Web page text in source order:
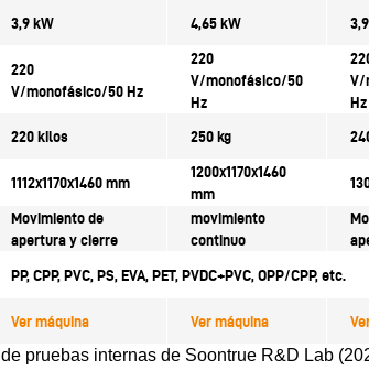
3,9 kW 4,65 kW
220
V/monofásico/50 Hz
220
V/monofásico/50
Hz
V/
Hz
220 kilos 250 kg
1112x1170x1460 mm
1200x1170x1460
mm
Movimiento de
apertura y cierre
movimiento
continuo
PP, CPP, PVC, PS, EVA, PET,PVDC+PVC, OPP/CPP, etc.
Ver máquina Ver máquina
pruebas internas de Soontrue R&D Lab